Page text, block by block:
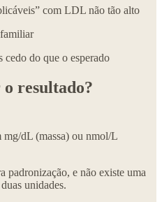
com LDL não tão alto
cedo do que o esperado
resultado?
dL (massa) ou nmol/L
padronização, e não existe uma
unidades.